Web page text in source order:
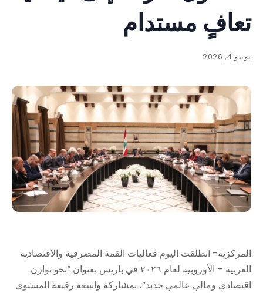
تعافٍ مستدام
يونيو 4, 2026
المركزية- انطلقت اليوم فعاليات القمة المصرفية والاقتصادية
العربية – الأوروبية لعام ٢٠٢٦ في باريس بعنوان “نحو توازن
اقتصادي ومالي عالمي جديد”، بمشاركة واسعة رفيعة المستوى